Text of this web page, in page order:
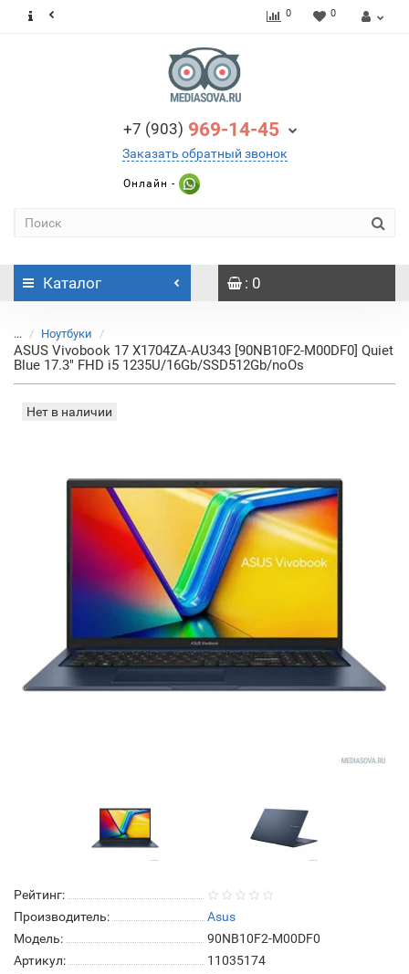
0 0
+7 (903) 969-14-45
Заказать обратный звонок
Онлайн -
Каталог : 0
... Ноутбуки
ASUS Vivobook 17 X1704ZA-AU343 [90NB10F2-M00DF0] Quiet
Blue 17.3" FHD i5 1235U/16Gb/SSD512Gb/noOs
Нет в наличии
Рейтинг:
Производитель:
Asus
Модель:
90NB10F2-M00DF0
Артикул:
11035174